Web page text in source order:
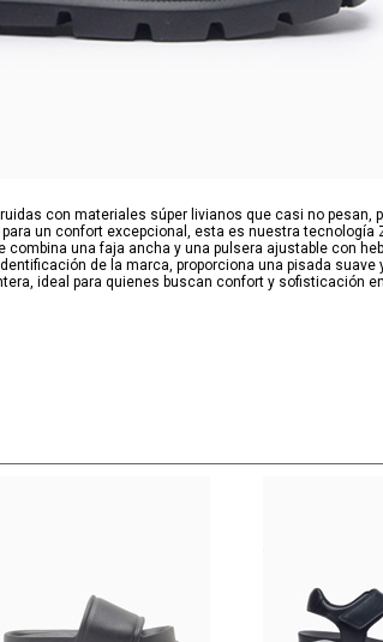
con materiales súper livianos que casi no pesan,
un confort excepcional, esta es nuestra tecnología
una faja ancha y una pulsera ajustable con
de la marca, proporciona una pisada suave
ideal para quienes buscan confort y sofisticación